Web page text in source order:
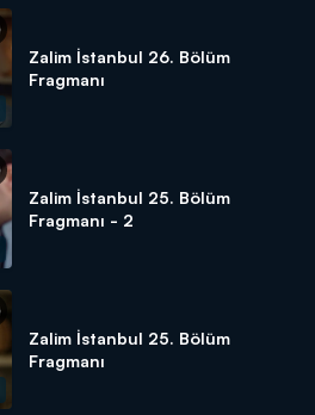
Zalim İstanbul 26. Bölüm
Fragmanı
Zalim İstanbul 25. Bölüm
Fragmanı - 2
Zalim İstanbul 25. Bölüm
Fragmanı